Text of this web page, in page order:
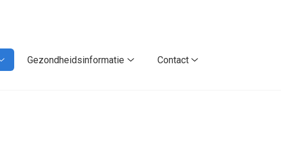
Behandeling
Gezondheidsinformatie
Contact